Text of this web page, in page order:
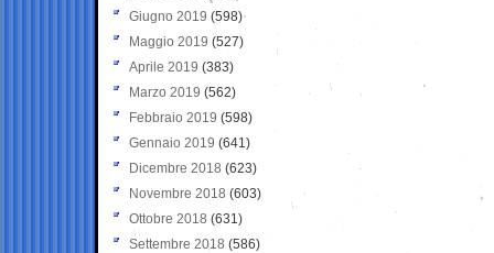
Giugno 2019 (598)
Maggio 2019 (527)
Aprile 2019 (383)
Marzo 2019 (562)
Febbraio 2019 (598)
Gennaio 2019 (641)
Dicembre 2018 (623)
Novembre 2018 (603)
Ottobre 2018 (631)
Settembre 2018 (586)